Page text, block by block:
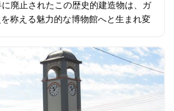
に廃止されたこの歴史的建造物は、ガ
称える魅力的な博物館へと生まれ変